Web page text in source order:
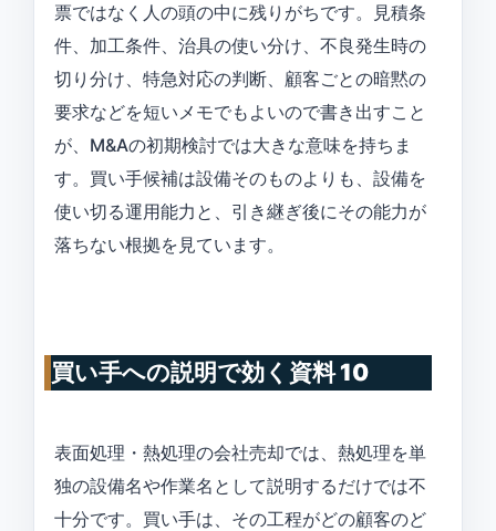
票ではなく人の頭の中に残りがちです。見積条
件、加工条件、治具の使い分け、不良発生時の
切り分け、特急対応の判断、顧客ごとの暗黙の
要求などを短いメモでもよいので書き出すこと
が、M&Aの初期検討では大きな意味を持ちま
す。買い手候補は設備そのものよりも、設備を
使い切る運用能力と、引き継ぎ後にその能力が
落ちない根拠を見ています。
買い手への説明で効く資料 10
表面処理・熱処理の会社売却では、熱処理を単
独の設備名や作業名として説明するだけでは不
十分です。買い手は、その工程がどの顧客のど